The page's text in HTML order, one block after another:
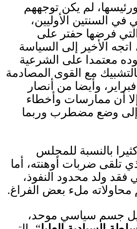
لم يكن توجههم
السنتين الأوليين،
فرضها حفتر على
اتجه الأخير إلى السياسة
معتمدا على الشرعية
بالتشبيك مع القوى المصادمة
وأيضا من أنصار
أن ممارسات وأخطاء
إلى وضع مضطرب وربما
بالنسبة للمجلس
تلقى ضربات أوهنته، أما
فقد ولد محدود النفوذ،
ملء بعض الفراغ.
جسم سياسي موحد،